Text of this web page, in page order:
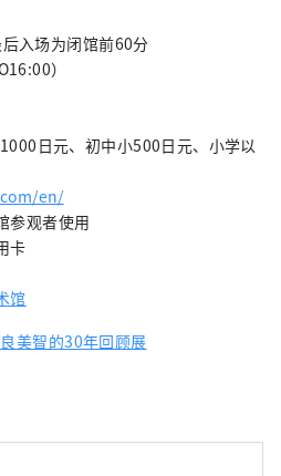
入场为闭馆前60分
）
日元、初中小500日元、小学以
en/
参观者使用
卡
馆
美智的30年回顾展